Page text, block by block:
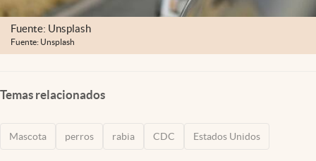
Fuente: Unsplash
Fuente: Unsplash
Temas relacionados
Mascota perros rabia CDC Estados Unidos